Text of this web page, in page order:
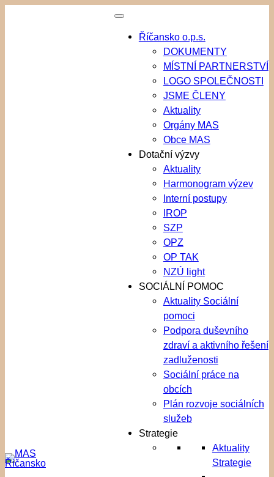
Říčansko o.p.s.
DOKUMENTY
MÍSTNÍ PARTNERSTVÍ
LOGO SPOLEČNOSTI
JSME ČLENY
Aktuality
Orgány MAS
Obce MAS
Dotační výzvy
Aktuality
Harmonogram výzev
Interní postupy
IROP
SZP
OPZ
OP TAK
NZÚ light
SOCIÁLNÍ POMOC
Aktuality Sociální
pomoci
Podpora duševního
zdraví a aktivního řešení
zadluženosti
Sociální práce na
obcích
Plán rozvoje sociálních
služeb
Strategie
Aktuality
Strategie